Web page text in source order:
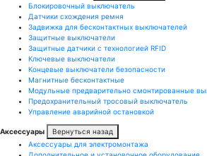
Блокировочный выключатель
Датчики схождения ремня
Задвижка для бесконтактных выключателей
Защитные выключатели
Защитные датчики с технологией RFID
Ключевые выключатели
Концевые выключатели безопасности
Магнитные бесконтактные
Модульные предварительно смонтированные
Предохранительный тросовый выключатель
Управление аварийной остановкой
Аксессуары
Вернуться назад
Аксессуары для электромонтажа